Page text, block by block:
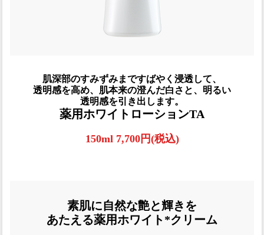
肌深部のすみずみまですばやく浸透して、
透明感を高め、肌本来の澄んだ白さと、明るい
透明感を引き出します。
薬用ホワイトローションTA
150ml 7,700円(税込)
素肌に自然な艶と輝きを
あたえる薬用ホワイト*クリーム